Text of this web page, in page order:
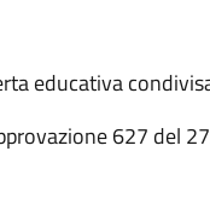
educativa
627 del